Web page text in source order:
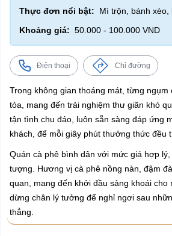
Thực đơn nổi bật:
Mì trộn, bánh xèo,
Khoảng giá: 50.000 - 100.000 VND
Điện thoại Chỉ đường
Trong không gian thoáng mát, từng ngụm
tỏa, mang đến trải nghiệm thư giãn khó
tận tình chu đáo, luôn sẵn sàng đáp ứng
khách, để mỗi giây phút thưởng thức đều
Quán cà phê bình dân với mức giá hợp
tượng. Hương vị cà phê nồng nàn, đậm
quan, mang đến khởi đầu sảng khoái cho
dừng chân lý tưởng để nghỉ ngơi sau
thẳng.